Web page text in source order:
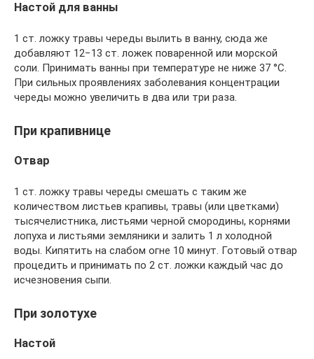
Настой для ванны
1 ст. ложку травы череды вылить в ванну, сюда же
добавляют 12−13 ст. ложек поваренной или морской
соли. Принимать ванны при температуре не ниже 37 °C.
При сильных проявлениях заболевания концентрации
череды можно увеличить в два или три раза.
При крапивнице
Отвар
1 ст. ложку травы череды смешать с таким же
количеством листьев крапивы, травы (или цветками)
тысячелистника, листьями черной смородины, корнями
лопуха и листьями земляники и залить 1 л холодной
воды. Кипятить на слабом огне 10 минут. Готовый отвар
процедить и принимать по 2 ст. ложки каждый час до
исчезновения сыпи.
При золотухе
Настой